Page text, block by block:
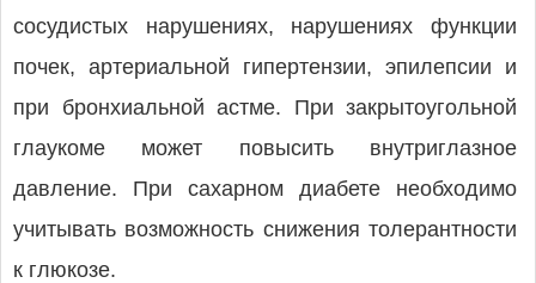
сосудистых нарушениях, нарушениях функции
почек, артериальной гипертензии, эпилепсии и
при бронхиальной астме. При закрытоугольной
глаукоме может повысить внутриглазное
давление. При сахарном диабете необходимо
учитывать возможность снижения толерантности
к глюкозе.